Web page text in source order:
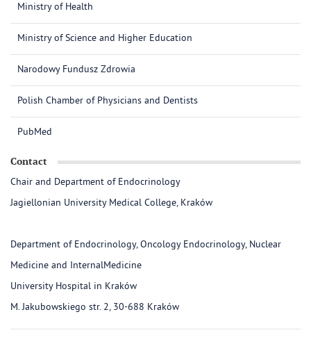
Ministry of Health
Ministry of Science and Higher Education
Narodowy Fundusz Zdrowia
Polish Chamber of Physicians and Dentists
PubMed
Contact
Chair and Department of Endocrinology
Jagiellonian University Medical College, Kraków
Department of Endocrinology, Oncology Endocrinology, Nuclear
Medicine and InternalMedicine
University Hospital in Kraków
M. Jakubowskiego str. 2, 30-688 Kraków